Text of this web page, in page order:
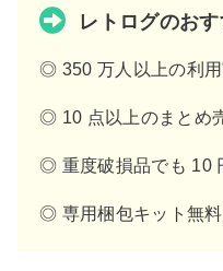
レトログのお
◎ 350 万人以上の利
◎ 10 点以上のまとめ
◎ 重度破損品でも 10
◎ 専用梱包キット無